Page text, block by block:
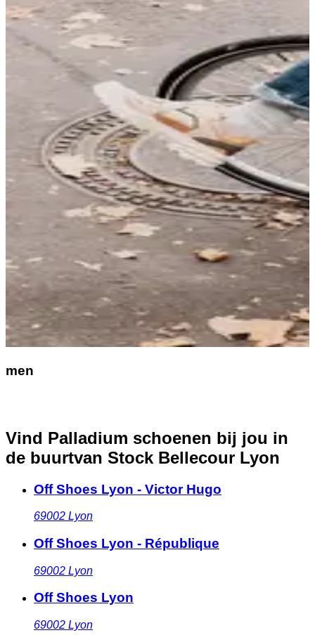
men
Vind Palladium schoenen bij jou in
de buurtvan Stock Bellecour Lyon
Off Shoes Lyon - Victor Hugo
69002 Lyon
Off Shoes Lyon - République
69002 Lyon
Off Shoes Lyon
69002 Lyon